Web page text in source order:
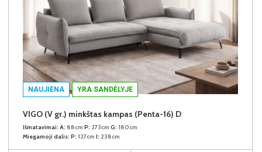
NAUJIENA YRA SANDĖLYJE
VIGO (V gr.) minkštas kampas (Penta-16) D
Išmatavimai: A: 88cm P: 273cm G: 180cm
Miegamoji dalis: P: 127cm I: 238cm